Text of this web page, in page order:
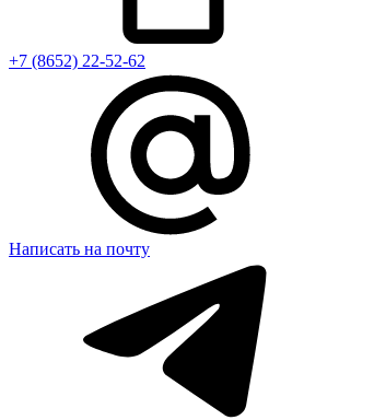
+7 (8652) 22-52-62
Написать на почту